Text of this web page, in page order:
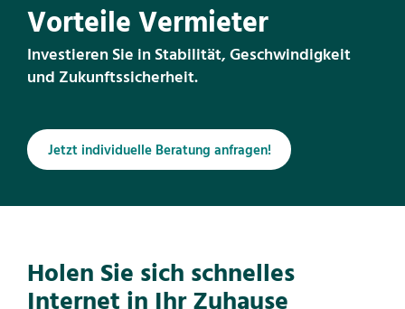
Vorteile Vermieter
Investieren Sie in Stabilität, Geschwindigkeit
und Zukunftssicherheit.
Jetzt individuelle Beratung anfragen!
Holen Sie sich schnelles